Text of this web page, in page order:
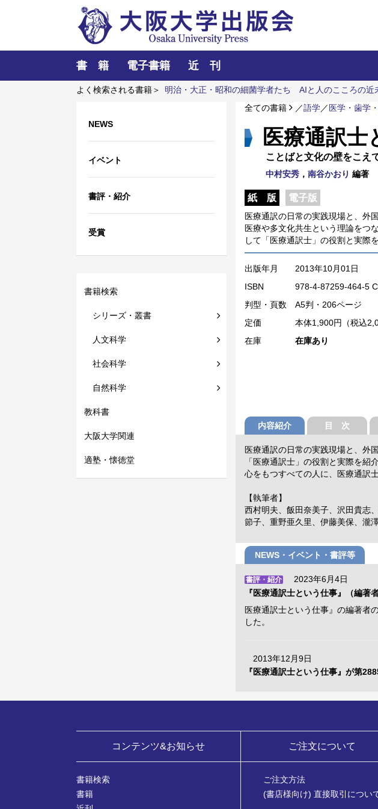
書 籍 電子書籍 近 刊
よく検索される書籍＞ 明治・大正・昭和の細菌学者たち AIと人のこころの近
レーザーとプラズマと粒子ビーム
NEWS
イベント
書評・紹介
受賞
書籍検索
シリーズ・叢書
人文科学
社会科学
自然科学
教科書
大阪大学関連
適塾・懐徳堂
全ての書籍 ／語学／ 医学・歯学
医療通訳士
ことばと文化の壁をこえ
中村安秀 ， 南谷かおり 編著
紙 版 電子版
医療通訳の日常の実践現場と、外
医療や多文化共生という理論をつ
して「医療通訳士」の役割と実際を
出版年月
2013年10月01日
ISBN
978-4-87259-464-5
判型・頁数 A5判・206ページ
定価
本体1,900円（税込
在庫
在庫あり
内容紹介 目 次
医療通訳の日常の実践現場と、外
「医療通訳士」の役割と実際を
心をもつすべての人に、医療通訳
【執筆者】
西村明夫、飯田奈美子、沢田貴志
節子、重野亜久里、伊藤美保、瀧
NEWS・イベント・書評等
書評・紹介
2023年6月4日
『医療通訳士という仕事』（編著
医療通訳士という仕事』の編著者
した。
2013年12月9日
『医療通訳士という仕事』が第
コンテンツ&お知らせ
書籍検索
書籍
ご注文について
ご注文方法
(書店様向け) 直接取引につい